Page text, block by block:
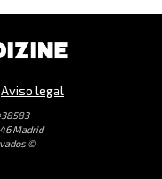
Aviso legal
Madrid
©